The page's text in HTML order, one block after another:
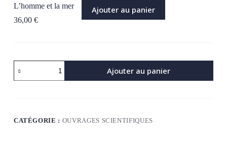
Ajouter au panier
L’homme et la mer
36,00 €
Ajouter au panier
CATÉGORIE : OUVRAGES SCIENTIFIQUES